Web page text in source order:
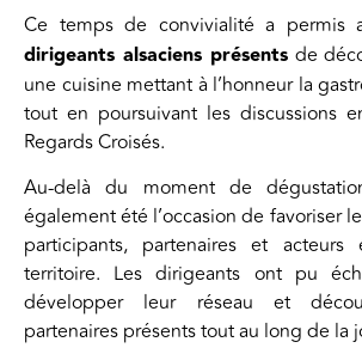
Ce temps de convivialité a permis
dirigeants alsaciens présentsde
une cuisine mettant à l’honneur la
tout en poursuivant les discussions
Regards Croisés.
Au-delà du moment de
également été l’occasion de favoriser
participants, partenaires et acteurs
territoire. Les dirigeants ont pu
développer leur réseau et
partenaires présents tout au long de la